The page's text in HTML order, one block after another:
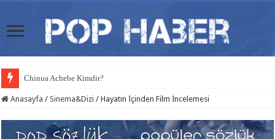
Chinua Achebe Kimdir?
Anasayfa / Sinema&Dizi / Hayatın İçinden Film İncelemesi